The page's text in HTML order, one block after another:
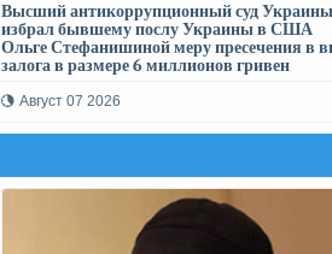
Высший антикоррупционный суд Украины
избрал бывшему послу Украины в США
Ольге Стефанишиной меру пресечения в
залога в размере 6 миллионов гривен
Август 07 2026